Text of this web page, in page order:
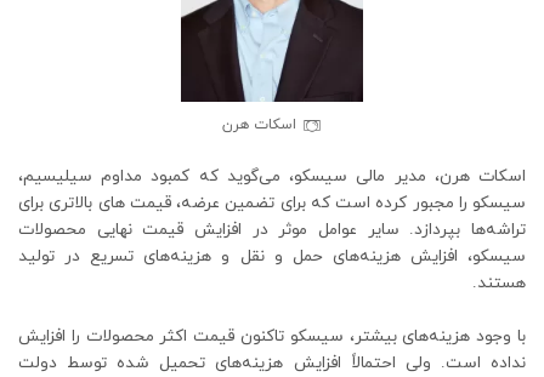
اسکات هرن
اسکات هرن، مدیر مالی سیسکو، می‌گوید که کمبود مداوم سیلیسیم،
سیسکو را مجبور کرده است که برای تضمین عرضه، قیمت های بالاتری برای
تراشه‌ها بپردازد. سایر عوامل موثر در افزایش قیمت نهایی محصولات
سیسکو، افزایش هزینه‌های حمل و نقل و هزینه‌های تسریع در تولید
هستند.
با وجود هزینه‌های بیشتر، سیسکو تاکنون قیمت اکثر محصولات را افزایش
نداده است. ولی احتمالاً افزایش هزینه‌های تحمیل شده توسط دولت